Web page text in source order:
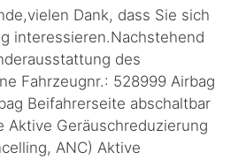
Dank, dass Sie sich
interessieren.Nachstehend
des
Fahrzeugnr.: 528999 Airbag
Beifahrerseite abschaltbar
Aktive Geräuschreduzierung
ANC) Aktive